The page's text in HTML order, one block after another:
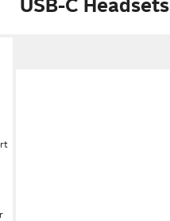
USB-C Headsets